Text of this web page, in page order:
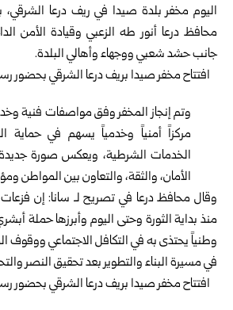
اليوم مخفر بلدة صيدا في ريف درعا
محافظ درعا أنور طه الزعبي وقيادة الأمن
جانب حشد شعبي ووجهاء وأهالي البلدة.
وتم إنجاز المخفر وفق مواصفات فنية
مركزاً أمنياً وخدمياً يسهم في حماية
الخدمات الشرطية، ويعكس صورة
الأمان، والثقة، والتعاون بين المواطن
وقال محافظ درعا في تصريح لـ سانا: إن
منذ بداية الثورة وحتى اليوم وأبرزها حملة
وطنياً يحتذى به في التكافل الاجتماعي ووقوف
في مسيرة البناء والتطوير بعد تحقيق النصر